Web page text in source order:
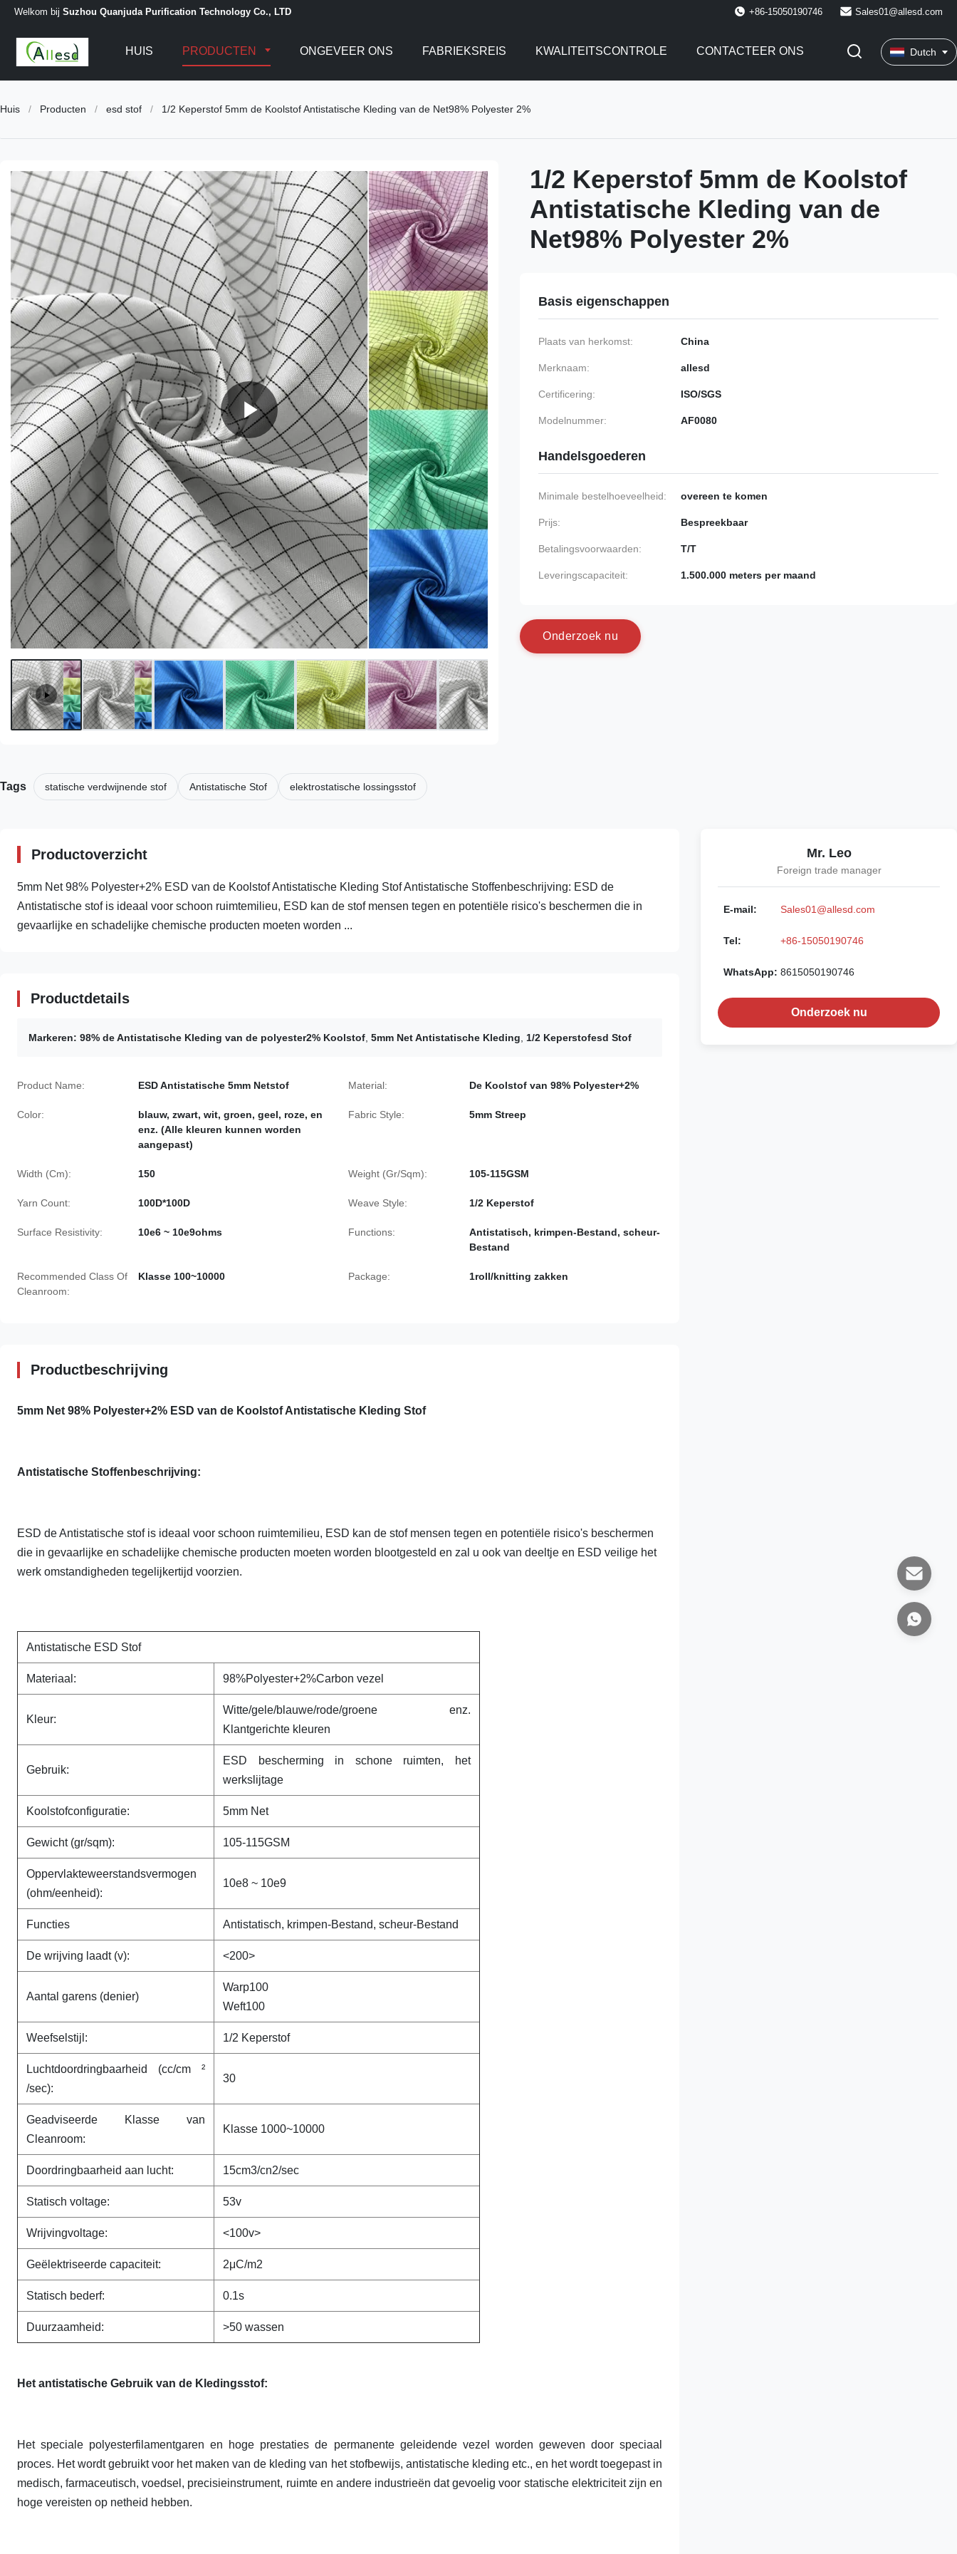
Welkom bij Suzhou Quanjuda Purification Technology Co., LTD +86-15050190746 Sales01@allesd.com
HUIS PRODUCTEN ONGEVEER ONS FABRIEKSREIS KWALITEITSCONTROLE CONTACTEER ONS Dutch
Huis / Producten / esd stof / 1/2 Keperstof 5mm de Koolstof Antistatische Kleding van de Net98% Polyester 2%
1/2 Keperstof 5mm de Koolstof
Antistatische Kleding van de
Net98% Polyester 2%
Basis eigenschappen
Plaats van herkomst: China
Merknaam: allesd
Certificering: ISO/SGS
Modelnummer: AF0080
Handelsgoederen
Minimale bestelhoeveelheid: overeen te komen
Prijs: Bespreekbaar
Betalingsvoorwaarden: T/T
Leveringscapaciteit: 1.500.000 meters per maand
Onderzoek nu
Tags statische verdwijnende stof Antistatische Stof elektrostatische lossingsstof
Productoverzicht
5mm Net 98% Polyester+2% ESD van de Koolstof Antistatische Kleding Stof Antistatische Stoffenbeschrijving: ESD de
Antistatische stof is ideaal voor schoon ruimtemilieu, ESD kan de stof mensen tegen en potentiële risico's beschermen die in
gevaarlijke en schadelijke chemische producten moeten worden ...
Productdetails
Markeren: 98% de Antistatische Kleding van de polyester2% Koolstof 5mm Net Antistatische Kleding 1/2 Keperstofesd Stof
Product Name: ESD Antistatische 5mm Netstof Material: De Koolstof van 98% Polyester+2%
Color:
blauw, zwart, wit, groen, geel, roze, en
enz. (Alle kleuren kunnen worden
aangepast)
Fabric Style: 5mm Streep
Width (Cm): 150 Weight (Gr/Sqm): 105-115GSM
Yarn Count: 100D*100D Weave Style: 1/2 Keperstof
Surface Resistivity: 10e6 ~ 10e9ohms Functions:
Antistatisch, krimpen-Bestand, scheur-
Bestand
Recommended Class Of
Cleanroom:
Klasse 100~10000 Package: 1roll/knitting zakken
Productbeschrijving
5mm Net 98% Polyester+2% ESD van de Koolstof Antistatische Kleding Stof
Antistatische Stoffenbeschrijving:
ESD de Antistatische stof is ideaal voor schoon ruimtemilieu, ESD kan de stof mensen tegen en potentiële risico's beschermen
die in gevaarlijke en schadelijke chemische producten moeten worden blootgesteld en zal u ook van deeltje en ESD veilige het
werk omstandigheden tegelijkertijd voorzien.
Antistatische ESD Stof
Materiaal: 98%Polyester+2%Carbon vezel
Kleur:
Witte/gele/blauwe/rode/groene enz.
Klantgerichte kleuren
Gebruik:
ESD bescherming in schone ruimten, het
werkslijtage
Koolstofconfiguratie: 5mm Net
Gewicht (gr/sqm): 105-115GSM
Oppervlakteweerstandsvermogen
(ohm/eenheid):
10e8 ~ 10e9
Functies Antistatisch, krimpen-Bestand, scheur-Bestand
De wrijving laadt (v): <200>
Aantal garens (denier)
Warp100
Weft100
Weefselstijl: 1/2 Keperstof
Luchtdoordringbaarheid (cc/cm ²
/sec):
30
Geadviseerde Klasse van
Cleanroom:
Klasse 1000~10000
Doordringbaarheid aan lucht: 15cm3/cn2/sec
Statisch voltage: 53v
Wrijvingvoltage: <100v>
Geëlektriseerde capaciteit: 2μC/m2
Statisch bederf: 0.1s
Duurzaamheid: >50 wassen
Het antistatische Gebruik van de Kledingsstof:
Het speciale polyesterfilamentgaren en hoge prestaties de permanente geleidende vezel worden geweven door speciaal
proces. Het wordt gebruikt voor het maken van de kleding van het stofbewijs, antistatische kleding etc., en het wordt toegepast in
medisch, farmaceutisch, voedsel, precisieinstrument, ruimte en andere industrieën dat gevoelig voor statische elektriciteit zijn en
hoge vereisten op netheid hebben.
Mr. Leo
Foreign trade manager
E-mail: Sales01@allesd.com
Tel: +86-15050190746
WhatsApp: 8615050190746
Onderzoek nu